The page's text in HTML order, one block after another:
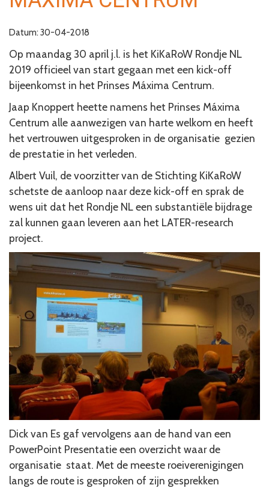
Datum: 30-04-2018
Op maandag 30 april j.l. is het KiKaRoW Rondje NL
2019 officieel van start gegaan met een kick-off
bijeenkomst in het Prinses Máxima Centrum.
Jaap Knoppert heette namens het Prinses Máxima
Centrum alle aanwezigen van harte welkom en heeft
het vertrouwen uitgesproken in de organisatie gezien
de prestatie in het verleden.
Albert Vuil, de voorzitter van de Stichting KiKaRoW
schetste de aanloop naar deze kick-off en sprak de
wens uit dat het Rondje NL een substantiële bijdrage
zal kunnen gaan leveren aan het LATER-research
project.
Dick van Es gaf vervolgens aan de hand van een
PowerPoint Presentatie een overzicht waar de
organisatie staat. Met de meeste roeiverenigingen
langs de route is gesproken of zijn gesprekken